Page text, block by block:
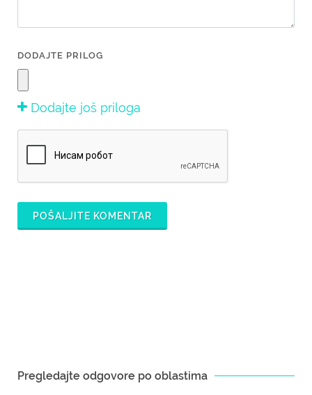
DODAJTE PRILOG
Dodajte još priloga
POŠALJITE KOMENTAR
Pregledajte odgovore po oblastima